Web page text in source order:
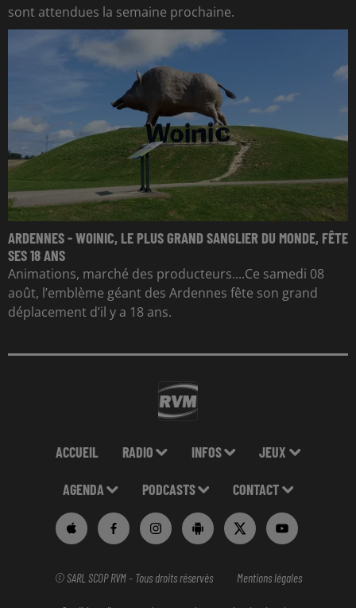
sont attendues la semaine prochaine.
ARDENNES - WOINIC, LE PLUS GRAND SANGLIER DU MONDE, FÊTE
SES 18 ANS
Animations, marché des producteurs....Ce samedi 08
août, l’emblème géant des Ardennes fête son grand
déplacement d’il y a 18 ans.
ACCUEIL RADIO INFOS JEUX
AGENDA PODCASTS CONTACT
© SARL SCOP RVM - Tous droits réservés Mentions légales